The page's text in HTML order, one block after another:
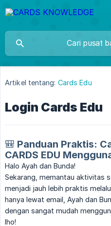
Artikel tentang: Cards Edu
Login Cards Edu
🎒 Panduan Praktis:
CARDS EDU
Halo Ayah dan Bunda!
Sekarang, memantau aktivitas
menjadi jauh lebih praktis
hanya lewat email, Ayah dan
dengan sangat mudah
lho!